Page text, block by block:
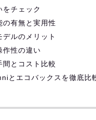
をチェック
の有無と実用性
ルのメリット
作性の違い
間とコスト比較
とエコバックスを徹底比